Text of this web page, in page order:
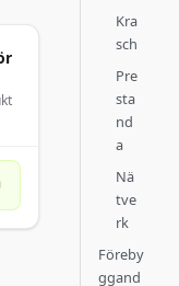
Kra
sch
Pre
sta
nd
a
Nä
tve
rk
Föreby
ggand